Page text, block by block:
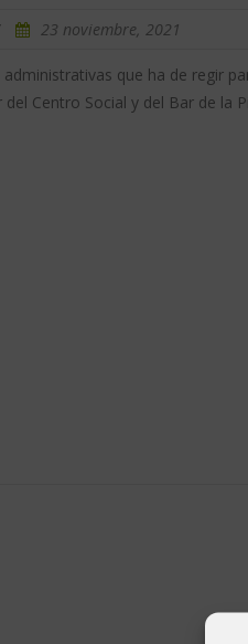
23 noviembre, 2021
administrativas que ha de regir
Centro Social y del Bar de la